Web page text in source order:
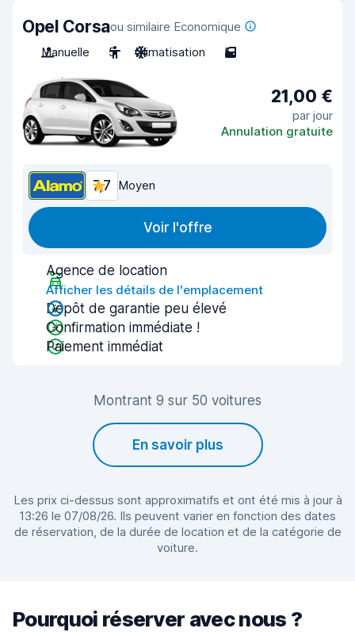
Opel Corsaou similaire Economique
Manuelle
5 Climatisation 5
21,00 €
par jour
Annulation gratuite
7,7 Moyen
Voir l'offre
Agence de location
Afficher les détails de l'emplacement
Dépôt de garantie peu élevé
Confirmation immédiate !
Paiement immédiat
Montrant 9 sur 50 voitures
En savoir plus
Les prix ci-dessus sont approximatifs et ont été mis à jour à
13:26 le 07/08/26. Ils peuvent varier en fonction des dates
de réservation, de la durée de location et de la catégorie de
voiture.
Pourquoi réserver avec nous ?